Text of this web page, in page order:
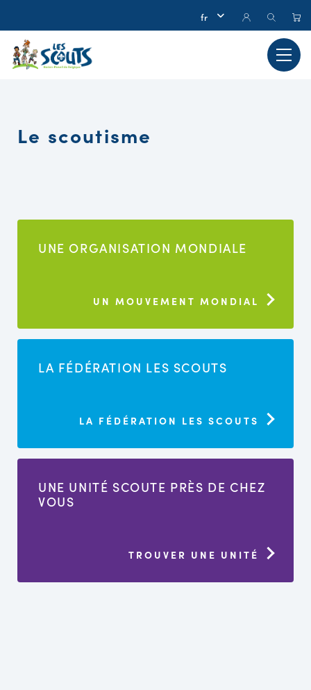
Le scoutisme
UNE ORGANISATION MONDIALE
UN MOUVEMENT MONDIAL
LA FÉDÉRATION LES SCOUTS
LA FÉDÉRATION LES SCOUTS
UNE UNITÉ SCOUTE PRÈS DE CHEZ
VOUS
TROUVER UNE UNITÉ